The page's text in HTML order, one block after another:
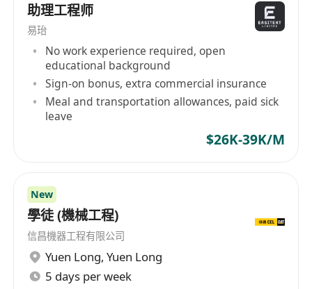
助理工程师
易珆
No work experience required, open
educational background
Sign-on bonus, extra commercial insurance
Meal and transportation allowances, paid sick
leave
$26K-39K/M
New
學徒 (機械工程)
信昌機器工程有限公司
Yuen Long, Yuen Long
5 days per week